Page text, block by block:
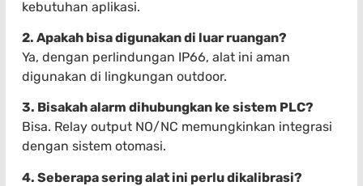
kebutuhan aplikasi.
2. Apakah bisa digunakan di luar ruangan?
Ya, dengan perlindungan IP66, alat ini aman
digunakan di lingkungan outdoor.
3. Bisakah alarm dihubungkan ke sistem PLC?
Bisa. Relay output NO/NC memungkinkan integrasi
dengan sistem otomasi.
4. Seberapa sering alat ini perlu dikalibrasi?